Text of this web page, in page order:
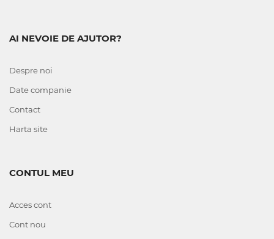
AI NEVOIE DE AJUTOR?
Despre noi
Date companie
Contact
Harta site
CONTUL MEU
Acces cont
Cont nou